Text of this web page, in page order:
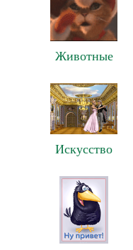
Животные
Искусство